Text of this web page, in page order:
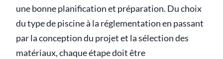
une bonne planification et préparation. Du choix
du type de piscine à la réglementation en passant
par la conception du projet et la sélection des
matériaux, chaque étape doit être